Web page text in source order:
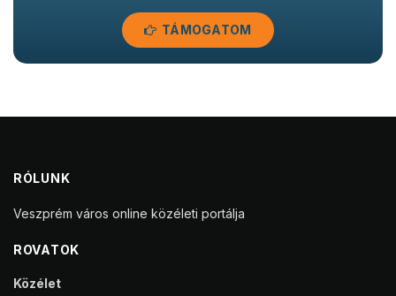
TÁMOGATOM
RÓLUNK
Veszprém város online közéleti portálja
ROVATOK
Közélet